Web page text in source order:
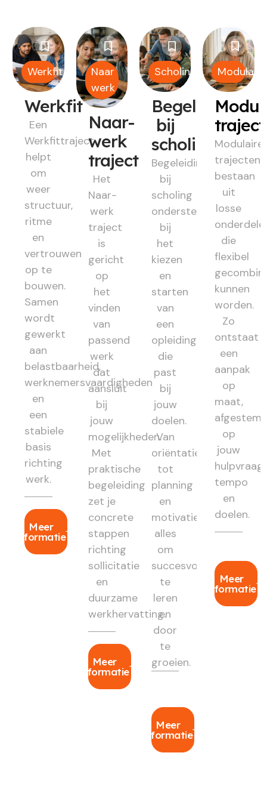
Werkfit
Werkfit
Een
Werkfittraject
helpt
om
weer
structuur,
ritme
en
vertrouwen
op te
bouwen.
Samen
wordt
gewerkt
aan
belastbaarheid,
werknemersvaardigheden
en
een
stabiele
basis
richting
werk.
Meer
informatie
Naar
werk
Naar-
werk
traject
Het
Naar-
werk
traject
is
gericht
op
het
vinden
van
passend
werk
dat
aansluit
bij
jouw
mogelijkheden.
Met
praktische
begeleiding
zet je
concrete
stappen
richting
sollicitatie
en
duurzame
werkhervatting.
Meer
informatie
Scholing
Begeleiding
bij
scholing
Begeleiding
bij
scholing
ondersteunt
bij
het
kiezen
en
starten
van
een
opleiding
die
past
bij
jouw
doelen.
Van
oriëntatie
tot
planning
en
motivatie:
alles
om
succesvol
te
leren
en
door
te
groeien.
Meer
informatie
Modulair
Modulaire
trajecten
bestaan
uit
losse
die
flexibel
kunnen
worden.
Zo
ontstaat
een
aanpak
op
maat,
op
jouw
hulpvraag,
tempo
en
doelen.
Meer
informatie